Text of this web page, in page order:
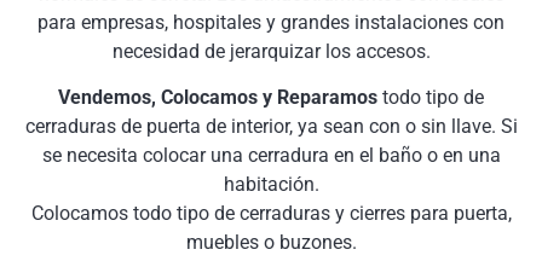
para empresas, hospitales y grandes instalaciones con
necesidad de jerarquizar los accesos.
Vendemos, Colocamos y Reparamos todo tipo de
cerraduras de puerta de interior, ya sean con o sin llave. Si
se necesita colocar una cerradura en el baño o en una
habitación.
Colocamos todo tipo de cerraduras y cierres para puerta,
muebles o buzones.